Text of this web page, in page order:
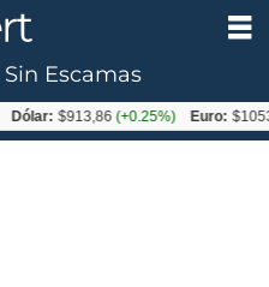
Sin Escamas
$913,86(+0.25%) Euro: $1053,08(-